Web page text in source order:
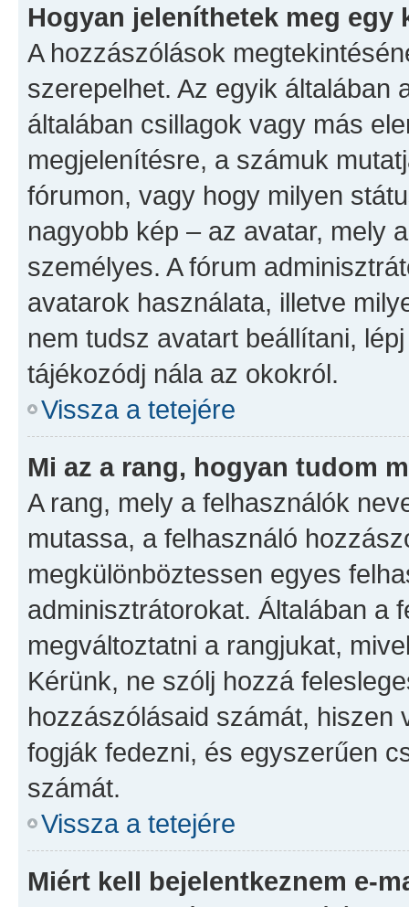
Hogyan jeleníthetek meg egy
A hozzászólások
szerepelhet. Az egyik általában
általában csillagok vagy más
megjelenítésre, a számuk
fórumon, vagy hogy milyen
nagyobb kép – az avatar, mely
személyes. A fórum
avatarok használata, illetve
nem tudsz avatart beállítani,
tájékozódj nála az okokról.
Vissza a tetejére
Mi az a rang, hogyan tudom
A rang, mely a felhasználók
mutassa, a felhasználó
megkülönböztessen egyes
adminisztrátorokat. Általában a
megváltoztatni a rangjukat,
Kérünk, ne szólj hozzá
hozzászólásaid számát, hiszen
fogják fedezni, és egyszerűen
számát.
Vissza a tetejére
Miért kell bejelentkeznem e-